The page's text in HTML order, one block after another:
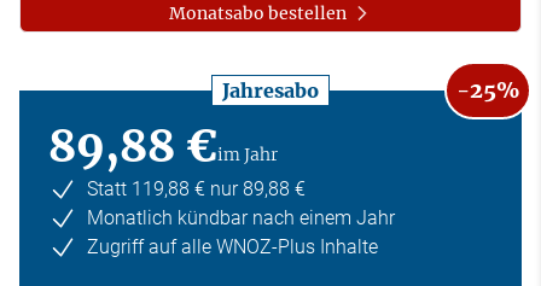
Monatsabo bestellen
Jahresabo -25%
89,88 €im Jahr
Statt 119,88 € nur 89,88 €
Monatlich kündbar nach einem Jahr
Zugriff auf alle WNOZ-Plus Inhalte